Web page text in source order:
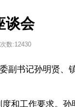
谈会
数:12430
书记孙明贤、
和工作要求。